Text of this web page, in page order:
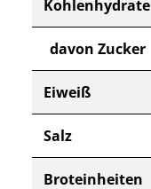
Kohlenhydrate
davon Zucker
Eiweiß
Salz
Broteinheiten